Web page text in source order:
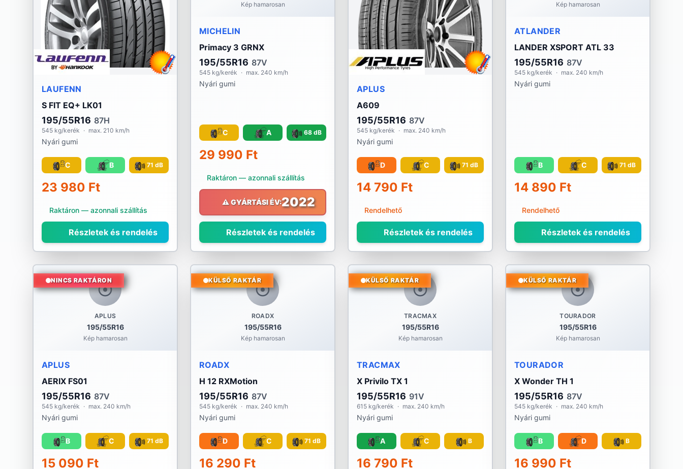
LAUFENN
S FIT EQ+ LK01
195/55R16 87H
545 kg/kerék · max. 210 km/h
Nyári gumi
C B 71 dB
23 980 Ft
Raktáron — azonnali szállítás
Részletek és rendelés
Kép hamarosan
MICHELIN
Primacy 3 GRNX
195/55R16 87V
545 kg/kerék · max. 240 km/h
Nyári gumi
C A 68 dB
29 990 Ft
Raktáron — azonnali szállítás
⚠️ GYÁRTÁSI ÉV:2022
Részletek és rendelés
APLUS
A609
195/55R16 87V
545 kg/kerék · max. 240 km/h
Nyári gumi
D C 71 dB
14 790 Ft
Rendelhető
Részletek és rendelés
Kép hamarosan
ATLANDER
LANDER XSPORT ATL 33
195/55R16 87V
545 kg/kerék · max. 240 km/h
Nyári gumi
B C 71 dB
14 890 Ft
Rendelhető
Részletek és rendelés
APLUS
195/55R16
Kép hamarosan
NINCS RAKTÁRON
APLUS
AERIX FS01
195/55R16 87V
545 kg/kerék · max. 240 km/h
Nyári gumi
B C 71 dB
15 090 Ft
ROADX
195/55R16
Kép hamarosan
KÜLSŐ RAKTÁR
ROADX
H 12 RXMotion
195/55R16 87V
545 kg/kerék · max. 240 km/h
Nyári gumi
D C 71 dB
16 290 Ft
TRACMAX
195/55R16
Kép hamarosan
KÜLSŐ RAKTÁR
TRACMAX
X Privilo TX 1
195/55R16 91V
615 kg/kerék · max. 240 km/h
Nyári gumi
A C B
16 790 Ft
TOURADOR
195/55R16
Kép hamarosan
KÜLSŐ RAKTÁR
TOURADOR
X Wonder TH 1
195/55R16 87V
545 kg/kerék · max. 240 km/h
Nyári gumi
B D B
16 990 Ft